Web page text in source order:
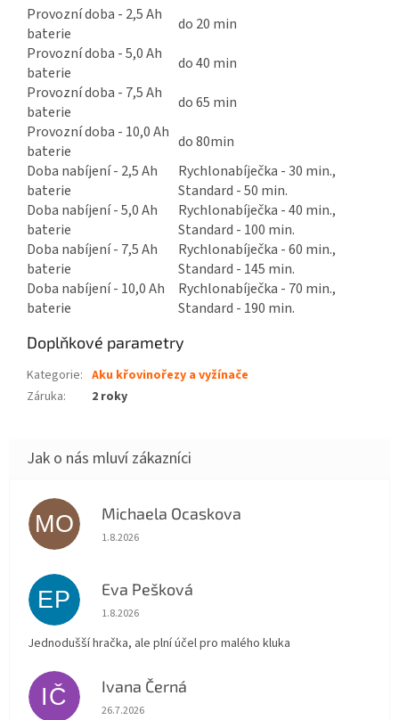
Provozní doba - 2,5 Ah
baterie
do 20 min
Provozní doba - 5,0 Ah
baterie
do 40 min
Provozní doba - 7,5 Ah
baterie
do 65 min
Provozní doba - 10,0 Ah
baterie
do 80min
Doba nabíjení - 2,5 Ah
baterie
Rychlonabíječka - 30 min.,
Standard - 50 min.
Doba nabíjení - 5,0 Ah
baterie
Rychlonabíječka - 40 min.,
Standard - 100 min.
Doba nabíjení - 7,5 Ah
baterie
Rychlonabíječka - 60 min.,
Standard - 145 min.
Doba nabíjení - 10,0 Ah
baterie
Rychlonabíječka - 70 min.,
Standard - 190 min.
Doplňkové parametry
Kategorie: Aku křovinořezy a vyžínače
Záruka: 2 roky
MO Michaela Ocaskova
Hodnocení obchodu je 5 z 5 hvězdiček.
1.8.2026
EP Eva Pešková
Hodnocení obchodu je 5 z 5 hvězdiček.
1.8.2026
Jednodušší hračka, ale plní účel pro malého kluka
IČ Ivana Černá
Hodnocení obchodu je 5 z 5 hvězdiček.
26.7.2026